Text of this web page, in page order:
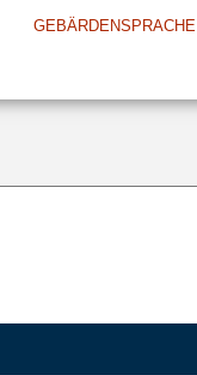
GEBÄRDENSPRACHE